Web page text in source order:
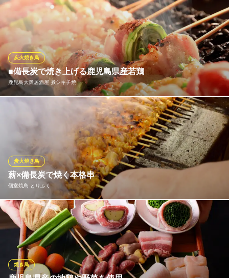
長年修行を積んだ職人が丁寧に仕込み、炭火でじっくり焼き上げ
た「炭火焼鳥」がおススメ！ 定番の盛り合わせから食べ応え抜群
の大串まで幅広くご用意しています。 職人の技が光るこだわりの
「炭火焼鳥」は、一度食べたらやみつきになること間違いなし！
炭火居酒屋 華酒じいさん （はなさかじいさん）
丁寧な手仕事焼鳥居酒屋
鹿児島市電（系統1）いづろ通駅 徒歩5分
鹿児島県鹿児島市船津町1-16 栗下ビル1F
■備長炭で焼き上げる鹿児島県産若鶏
鹿児島大衆居酒屋 煮シキチ焼
炭火焼き鳥
当店の焼鳥は鹿児島県産若鶏を使用しております。更にその鶏の
旨味を引き出すために、高温度で焼き上げることが可能な備長炭
を使用。遠赤外線を発しながら、高温で焼くことにより、中まで
火を通すと同時に旨味をギュッと閉じ込めてくれます。酒場にか
かせない絶品焼鳥をどうぞご堪能下さい。
鹿児島大衆居酒屋 煮シキチ焼
鹿児島中央の大衆酒場
鹿児島市電（系統2）高見橋駅 徒歩3分
鹿児島県鹿児島市中央町3-2 進ビル1F
薪×備長炭で焼く本格串
個室焼鳥 とりふく
炭火焼き鳥
火入れは「薪」と最高級の「備長炭」を使用。食材の旨味を最大
限に引き出します。火力が強く、炭の香りが食材にじっくり染み
込むことで、外は香ばしく中はジューシーな焼鳥に。職人が一本
ずつ丁寧に焼き上げる串は、焼鳥好きはもちろん初めての人にも
満足感のある味わい。本物の炭火焼きだからこそ感じられる深い
味わいを。
焼き鳥